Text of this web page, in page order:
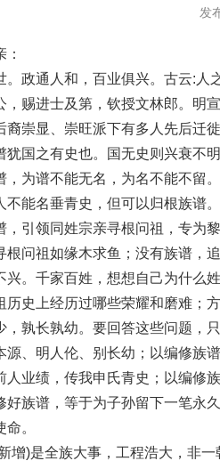
发
。政通人和，百业俱兴。古云:人
，赐进士及第，钦授文林郎。明
裔崇显、崇旺派下有多人先后迁
犹国之有史也。国无史则兴衰不
，为谱不能无名，为名不能不留
不能名垂青史，但可以归根族谱
，引领同姓宗亲寻根问祖，专为
根问祖如缘木求鱼；没有族谱，
兴。千家百姓，想想自己为什么
历史上经历过哪些荣耀和磨难；
，孰长孰幼。要回答这些问题，
源、明人伦、别长幼；以编修族
人业绩，传我申氏青史；以编修
好族谱，等于为子孙留下一笔永
。
增)是全族大事，工程浩大，非